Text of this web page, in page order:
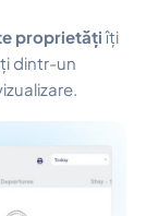
proprietățiîți
dintr-un